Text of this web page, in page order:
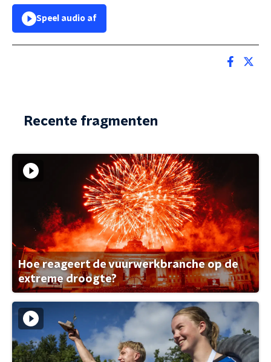
Speel audio af
Recente fragmenten
Hoe reageert de vuurwerkbranche op de
extreme droogte?